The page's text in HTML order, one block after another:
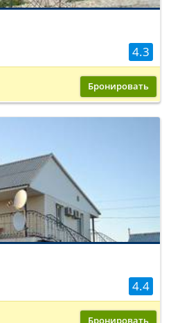
4.3
Бронировать
4.4
Бронировать